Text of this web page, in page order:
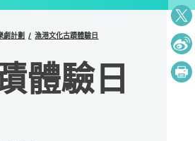
劇計劃 漁港文化古蹟體驗日
體驗日